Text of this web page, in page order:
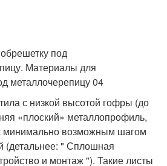
с низкой высотой гофры (до
«плоский» металлопрофиль,
минимально возможным шагом
(детальнее: " Сплошная
и монтаж "). Такие листы